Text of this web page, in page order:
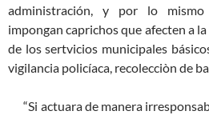
administración, y por lo
impongan caprichos que afecten a
de los sertvicios municipales
vigilancia policíaca, recolecciòn de
“Si actuara de manera